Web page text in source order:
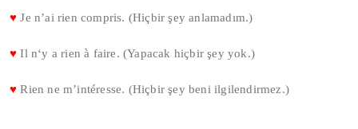
♥ Je n’ai rien compris. (Hiçbir şey anlamadım.)
♥ Il n‘y a rien à faire. (Yapacak hiçbir şey yok.)
♥ Rien ne m’intéresse. (Hiçbir şey beni ilgilendirmez.)